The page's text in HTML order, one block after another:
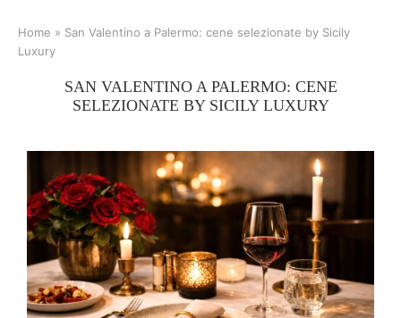
Home » San Valentino a Palermo: cene selezionate by Sicily
Luxury
SAN VALENTINO A PALERMO: CENE
SELEZIONATE BY SICILY LUXURY